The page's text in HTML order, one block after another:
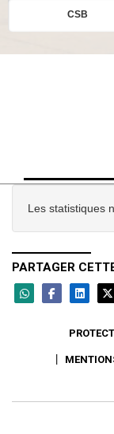
CSB
Les statistiques
PARTAGER